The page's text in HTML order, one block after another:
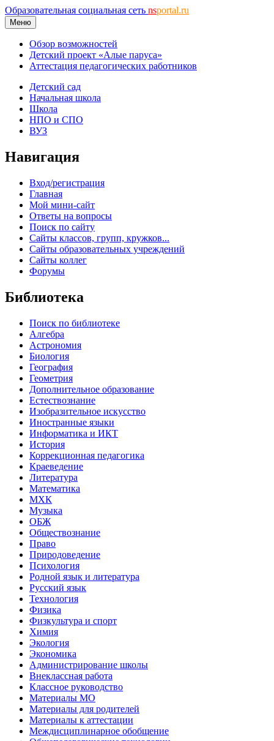
Образовательная социальная сеть nsportal.ru
Меню
Обзор возможностей
Детский проект «Алые паруса»
Аттестация педагогических работников
Детский сад
Начальная школа
Школа
НПО и СПО
ВУЗ
Навигация
Вход/регистрация
Главная
Мой мини-сайт
Ответы на вопросы
Поиск по сайту
Сайты классов, групп, кружков...
Сайты образовательных учреждений
Сайты коллег
Форумы
Библиотека
Поиск по библиотеке
Алгебра
Астрономия
Биология
География
Геометрия
Дополнительное образование
Естествознание
Изобразительное искусство
Иностранные языки
Информатика и ИКТ
История
Коррекционная педагогика
Краеведение
Литература
Математика
МХК
Музыка
ОБЖ
Обществознание
Право
Природоведение
Психология
Родной язык и литература
Русский язык
Технология
Физика
Физкультура и спорт
Химия
Экология
Экономика
Администрирование школы
Внеклассная работа
Классное руководство
Материалы МО
Материалы для родителей
Материалы к аттестации
Междисциплинарное обобщение